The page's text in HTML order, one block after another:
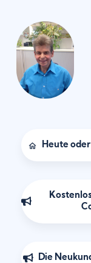
Heute
Die